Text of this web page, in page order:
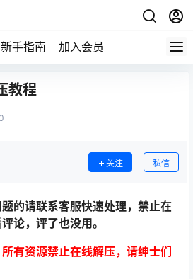
新手指南 加入会员
教程
关注 私信
题的请联系客服快速处理，禁止在
论，评了也没用。
有资源禁止在线解压，请绅士们